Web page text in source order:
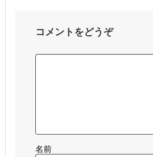
コメントをどうぞ
名前